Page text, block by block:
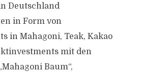
Deutschland
in Form von
in Mahagoni, Teak, Kakao
mit den
Baum“,